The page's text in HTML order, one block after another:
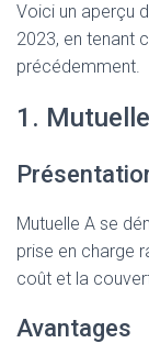
Voici un aperçu
2023, en tenant
précédemment.
1.
Mutuelle A se
prise en charge
coût et la
Avantages